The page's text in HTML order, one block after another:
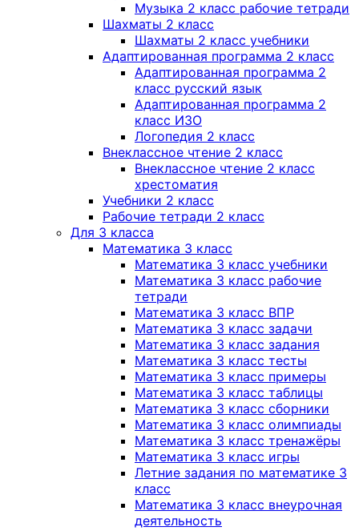
Музыка 2 класс рабочие тетради
Шахматы 2 класс
Шахматы 2 класс учебники
Адаптированная программа 2 класс
Адаптированная программа 2
класс русский язык
Адаптированная программа 2
класс ИЗО
Логопедия 2 класс
Внеклассное чтение 2 класс
Внеклассное чтение 2 класс
хрестоматия
Учебники 2 класс
Рабочие тетради 2 класс
Для 3 класса
Математика 3 класс
Математика 3 класс учебники
Математика 3 класс рабочие
тетради
Математика 3 класс ВПР
Математика 3 класс задачи
Математика 3 класс задания
Математика 3 класс тесты
Математика 3 класс примеры
Математика 3 класс таблицы
Математика 3 класс сборники
Математика 3 класс олимпиады
Математика 3 класс тренажёры
Математика 3 класс игры
Летние задания по математике 3
класс
Математика 3 класс внеурочная
деятельность